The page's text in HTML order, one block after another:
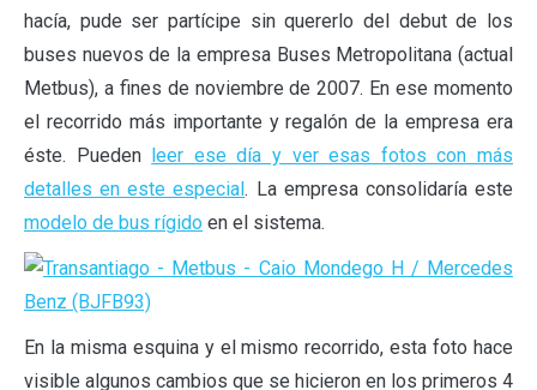
hacía, pude ser partícipe sin quererlo del debut de los
buses nuevos de la empresa Buses Metropolitana (actual
Metbus), a fines de noviembre de 2007. En ese momento
el recorrido más importante y regalón de la empresa era
éste. Pueden leer ese día y ver esas fotos con más
detalles en este especial. La empresa consolidaría este
modelo de bus rígido en el sistema.
En la misma esquina y el mismo recorrido, esta foto hace
visible algunos cambios que se hicieron en los primeros 4